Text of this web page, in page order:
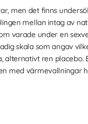
men det finns
mellan intag av
varade under en
skala som angav
alternativt ren placebo.
med värmevallningar